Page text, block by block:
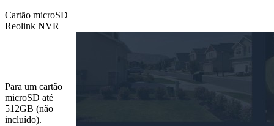
Cartão microSD
Reolink NVR
Para um cartão
microSD até
512GB (não
incluído).